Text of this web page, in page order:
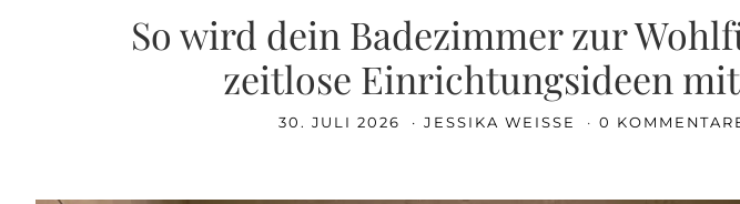
So wird dein Badezimmer zur
zeitlose Einrichtungsideen
30. JULI 2026 JESSIKA WEISSE 0